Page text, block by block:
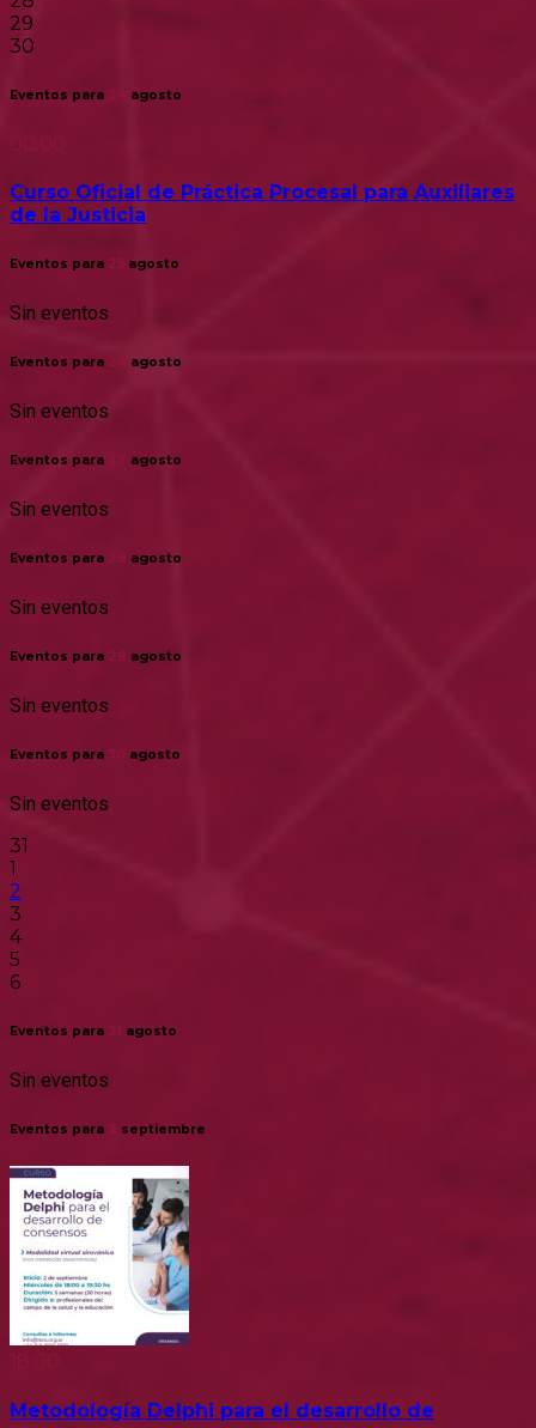
29
30
Eventos para agosto
Curso Oficial de Práctica Procesal para Auxiliares
de la Justicia
Eventos para agosto
Sin eventos
Eventos para agosto
Sin eventos
Eventos para agosto
Sin eventos
Eventos para agosto
Sin eventos
Eventos para agosto
Sin eventos
Eventos para agosto
Sin eventos
31
1
2
3
4
5
6
Eventos para agosto
Sin eventos
Eventos para septiembre
Metodología Delphi para el desarrollo de